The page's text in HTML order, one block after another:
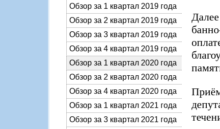
Обзор за 1 квартал 2019 года
Обзор за 2 квартал 2019 года
Обзор за 3 квартал 2019 года
Обзор за 4 квартал 2019 года
Обзор за 1 квартал 2020 года
Обзор за 2 квартал 2020 года
Обзор за 4 квартал 2020 года
Обзор за 1 квартал 2021 года
Обзор за 3 квартал 2021 года